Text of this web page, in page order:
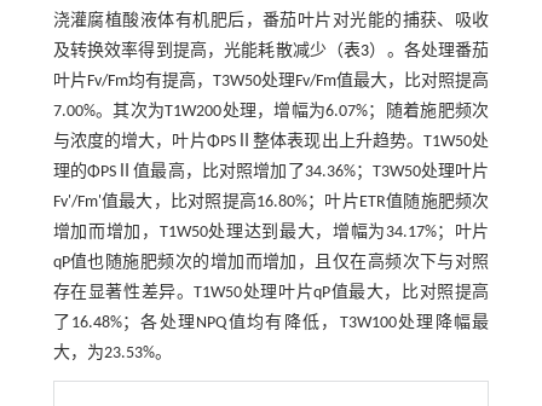
浇灌腐植酸液体有机肥后，番茄叶片对光能的捕获、吸收
及转换效率得到提高，光能耗散减少（表3）。各处理番茄
叶片Fv/Fm均有提高，T3W50处理Fv/Fm值最大，比对照提高
7.00%。其次为T1W200处理，增幅为6.07%；随着施肥频次
与浓度的增大，叶片ΦPSⅡ整体表现出上升趋势。T1W50处
理的ΦPSⅡ值最高，比对照增加了34.36%；T3W50处理叶片
Fv'/Fm'值最大，比对照提高16.80%；叶片ETR值随施肥频次
增加而增加，T1W50处理达到最大，增幅为34.17%；叶片
qP值也随施肥频次的增加而增加，且仅在高频次下与对照
存在显著性差异。T1W50处理叶片qP值最大，比对照提高
了16.48%；各处理NPQ值均有降低，T3W100处理降幅最
大，为23.53%。